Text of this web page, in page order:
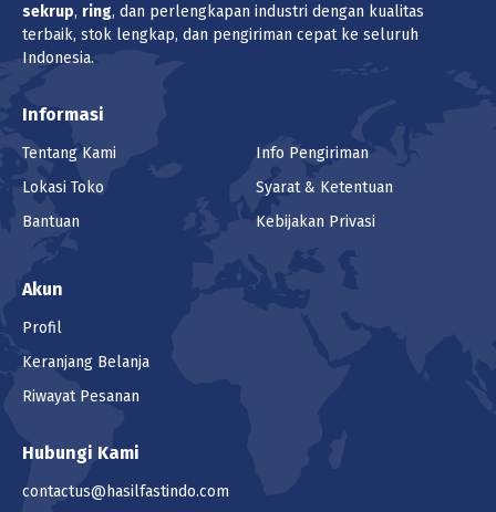
sekrup, ring, dan perlengkapan industri dengan kualitas
terbaik, stok lengkap, dan pengiriman cepat ke seluruh
Indonesia.
Informasi
Tentang Kami
Lokasi Toko
Bantuan
Info Pengiriman
Syarat & Ketentuan
Kebijakan Privasi
Akun
Profil
Keranjang Belanja
Riwayat Pesanan
Hubungi Kami
contactus@hasilfastindo.com